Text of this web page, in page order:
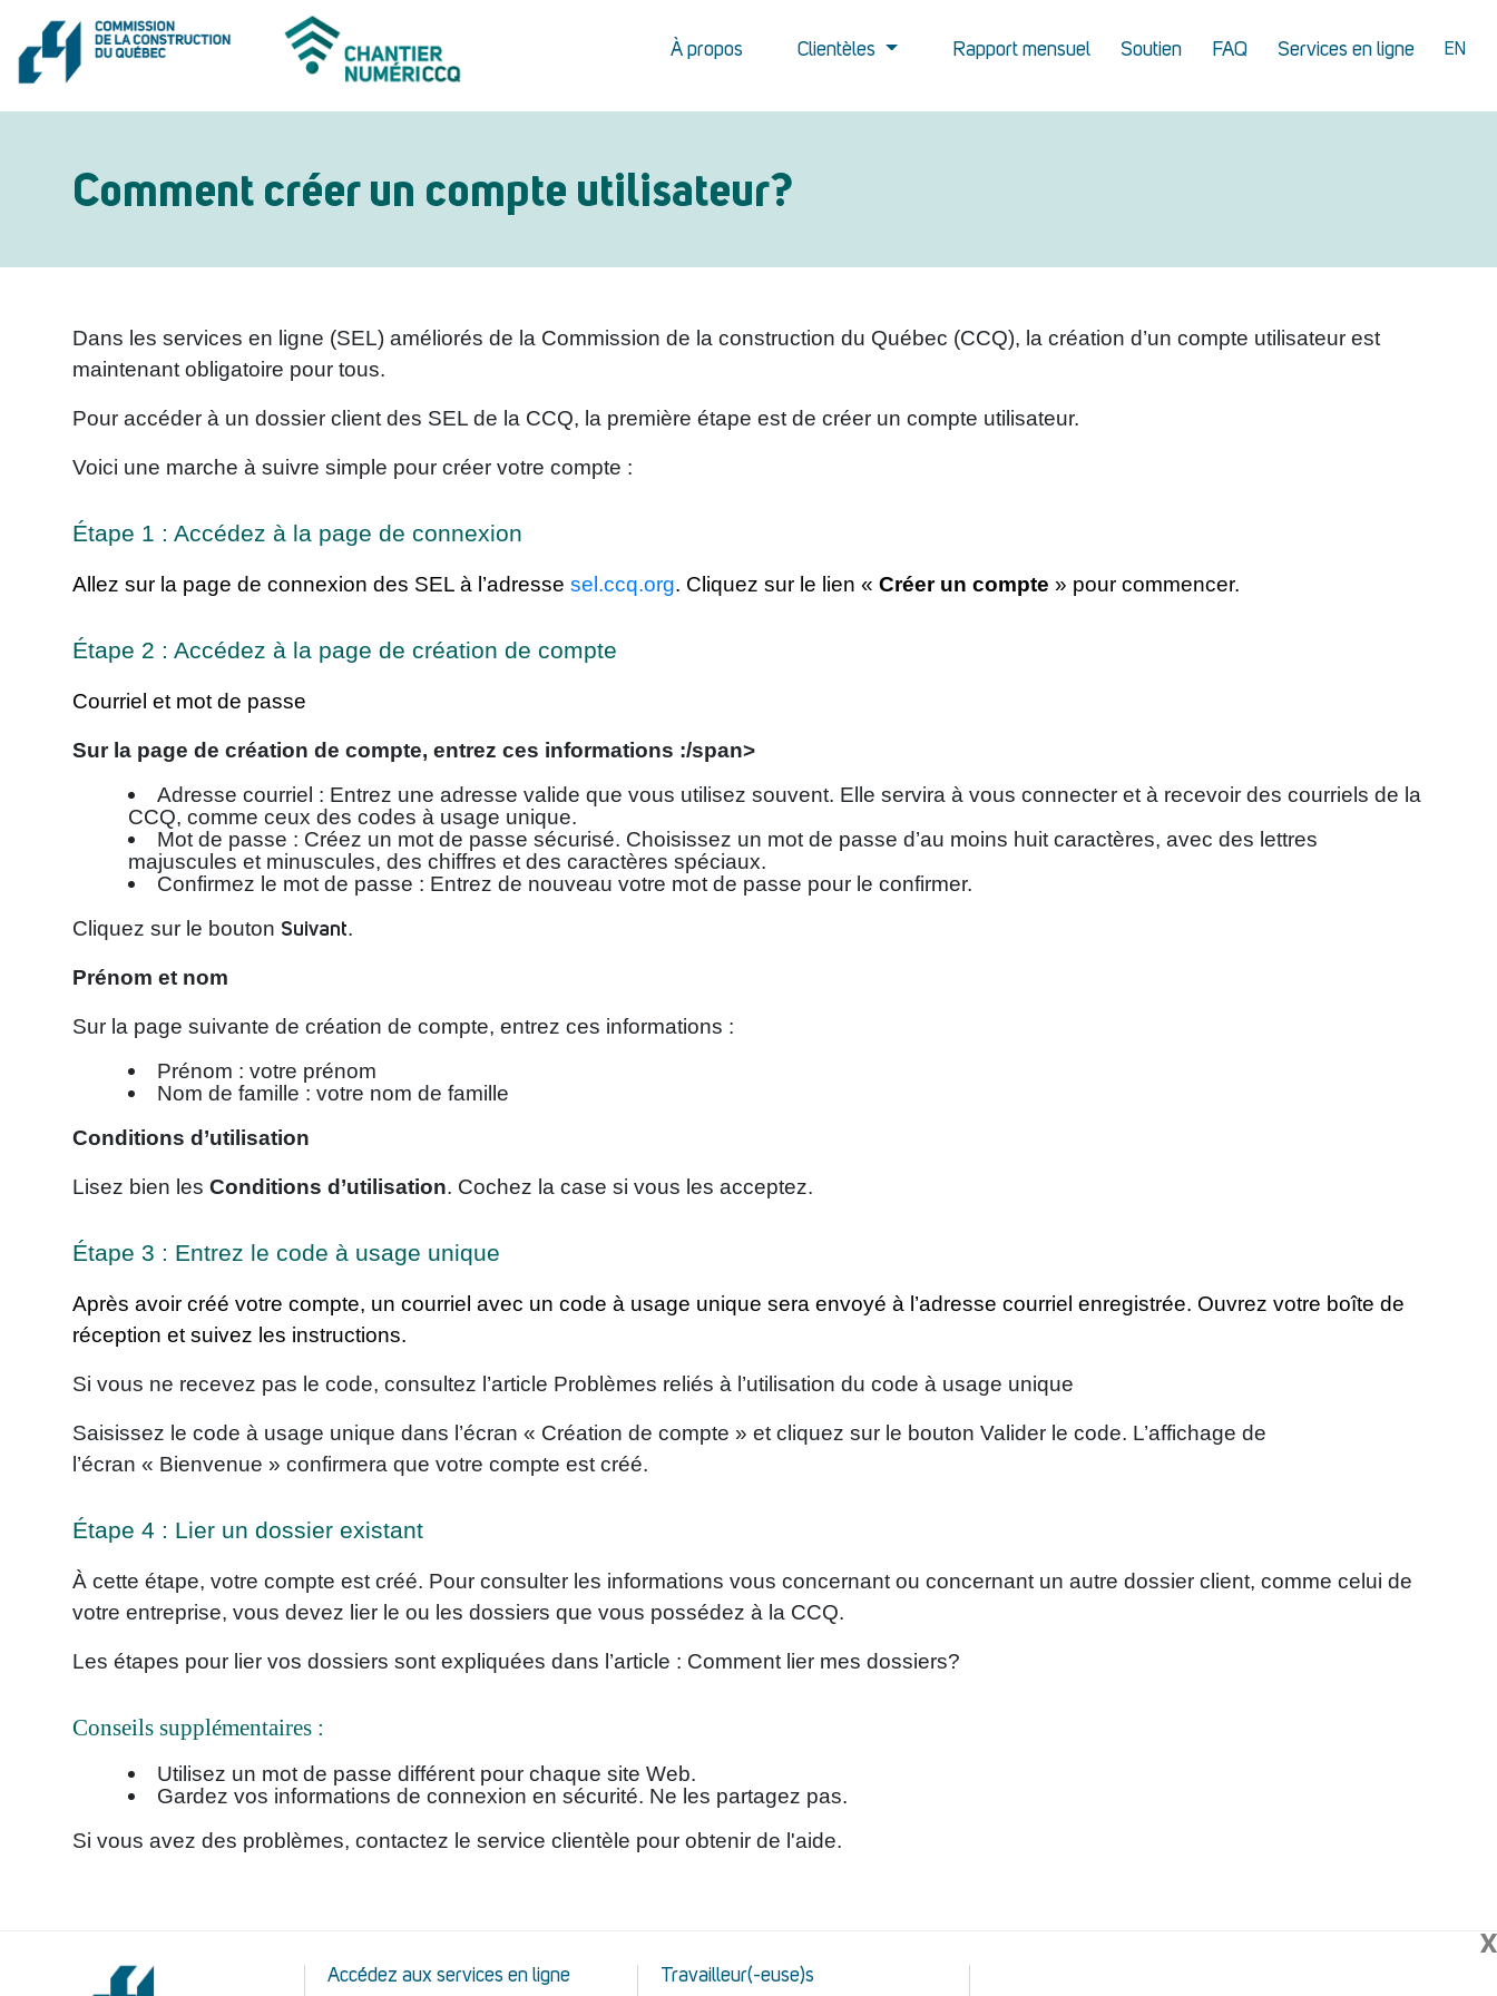
À propos Clientèles Rapport mensuel Soutien FAQ Services en ligne EN
Comment créer un compte utilisateur?
Dans les services en ligne (SEL) améliorés de la Commission de la construction du Québec (CCQ), la création d’un compte utilisateur est
maintenant obligatoire pour tous.
Pour accéder à un dossier client des SEL de la CCQ, la première étape est de créer un compte utilisateur.
Voici une marche à suivre simple pour créer votre compte :
Étape 1 : Accédez à la page de connexion
Allez sur la page de connexion des SEL à l’adresse sel.ccq.org. Cliquez sur le lien « Créer un compte » pour commencer.
Étape 2 : Accédez à la page de création de compte
Courriel et mot de passe
Sur la page de création de compte, entrez ces informations :/span>
Adresse courriel : Entrez une adresse valide que vous utilisez souvent. Elle servira à vous connecter et à recevoir des courriels de la
CCQ, comme ceux des codes à usage unique.
Mot de passe : Créez un mot de passe sécurisé. Choisissez un mot de passe d’au moins huit caractères, avec des lettres
majuscules et minuscules, des chiffres et des caractères spéciaux.
Confirmez le mot de passe : Entrez de nouveau votre mot de passe pour le confirmer.
Cliquez sur le bouton Suivant.
Prénom et nom
Sur la page suivante de création de compte, entrez ces informations :
Prénom : votre prénom
Nom de famille : votre nom de famille
Conditions d’utilisation
Lisez bien les Conditions d’utilisation. Cochez la case si vous les acceptez.
Étape 3 : Entrez le code à usage unique
Après avoir créé votre compte, un courriel avec un code à usage unique sera envoyé à l’adresse courriel enregistrée. Ouvrez votre boîte de
réception et suivez les instructions.
Si vous ne recevez pas le code, consultez l’article Problèmes reliés à l’utilisation du code à usage unique
Saisissez le code à usage unique dans l’écran « Création de compte » et cliquez sur le bouton Valider le code. L’affichage de
l’écran « Bienvenue » confirmera que votre compte est créé.
Étape 4 : Lier un dossier existant
À cette étape, votre compte est créé. Pour consulter les informations vous concernant ou concernant un autre dossier client, comme celui de
votre entreprise, vous devez lier le ou les dossiers que vous possédez à la CCQ.
Les étapes pour lier vos dossiers sont expliquées dans l’article : Comment lier mes dossiers?
Conseils supplémentaires :
Utilisez un mot de passe différent pour chaque site Web.
Gardez vos informations de connexion en sécurité. Ne les partagez pas.
Si vous avez des problèmes, contactez le service clientèle pour obtenir de l'aide.
X
Accédez aux services en ligne Travailleur(-euse)s